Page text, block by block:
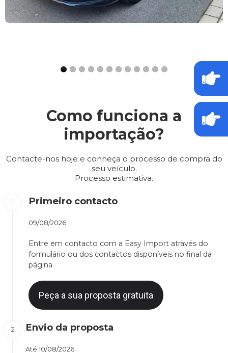
Como funciona a
importação?
Contacte-nos hoje e conheça o processo de compra do
seu veículo.
Processo estimativa.
Primeiro contacto
09/08/2026
Entre em contacto com a Easy Import através do
formulário ou dos contactos disponíveis no final da
página
Peça a sua proposta gratuita
Envio da proposta
Até 10/08/2026